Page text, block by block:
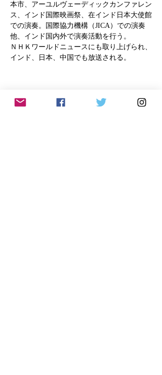
本市、アーユルヴェーディックカンファレン
ス、インド国際映画祭、在インド日本大使館
での演奏。国際協力機構（JICA）での演奏
他、インド国内外で演奏活動を行う。
ＮＨＫワールドニュースにも取り上げられ、
インド、日本、中国でも放送される。